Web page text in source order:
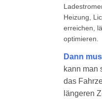
Heizung,
erreichen,
optimieren.
Dann
kann man
das
längeren